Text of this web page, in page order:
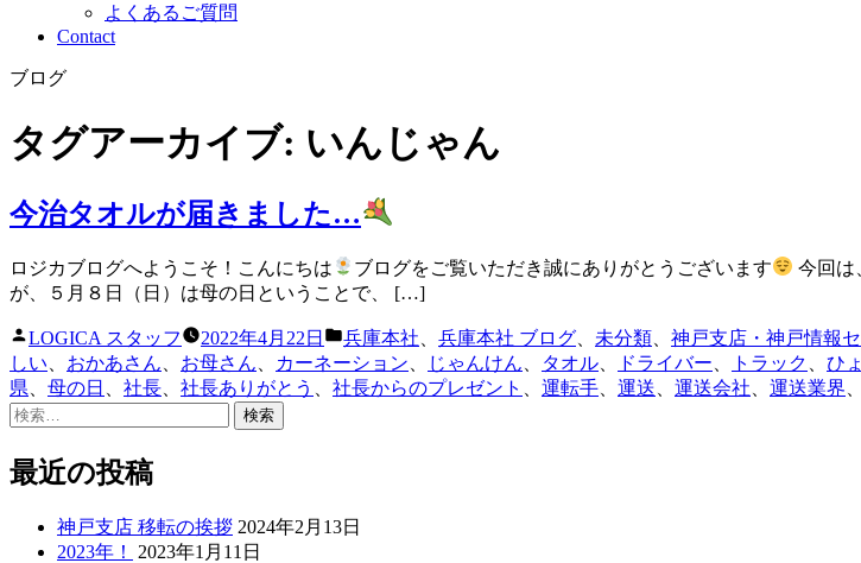
よくあるご質問
Contact
ブログ
タグアーカイブ: いんじゃん
今治タオルが届きました…
ロジカブログへようこそ！こんにちは ブログをご覧いただき誠にありがとうございます 今回は
が、５月８日（日）は母の日ということで、 […]
投
稿
者:
LOGICA スタッフ 2022年4月22日
カ
テ
ゴ
兵庫本社 兵庫本社 ブログ 未分類 神戸支店・神戸情報
しい
おかあさん お母さん カーネーション じゃんけん タオル ドライバー トラック ひ
県
母の日 社長 社長ありがとう 社長からのプレゼント 運転手 運送 運送会社 運送業界
検
最近の投稿
神戸支店 移転の挨拶 2024年2月13日
2023年！
2023年1月11日